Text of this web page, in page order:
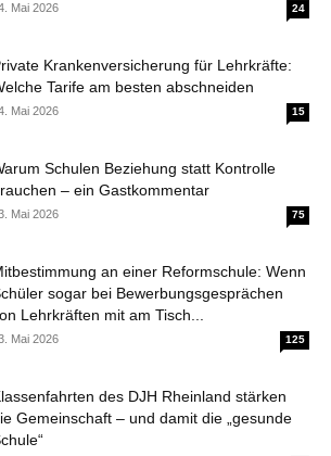
Mai 2026 24
Krankenversicherung für Lehrkräfte:
Tarife am besten abschneiden
Mai 2026 15
Schulen Beziehung statt Kontrolle
– ein Gastkommentar
Mai 2026 75
an einer Reformschule: Wenn
sogar bei Bewerbungsgesprächen
Lehrkräften mit am Tisch...
Mai 2026 125
des DJH Rheinland stärken
Gemeinschaft – und damit die „gesunde